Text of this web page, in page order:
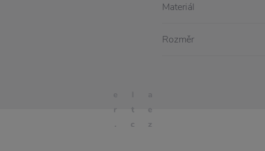
Materiál
Rozměr